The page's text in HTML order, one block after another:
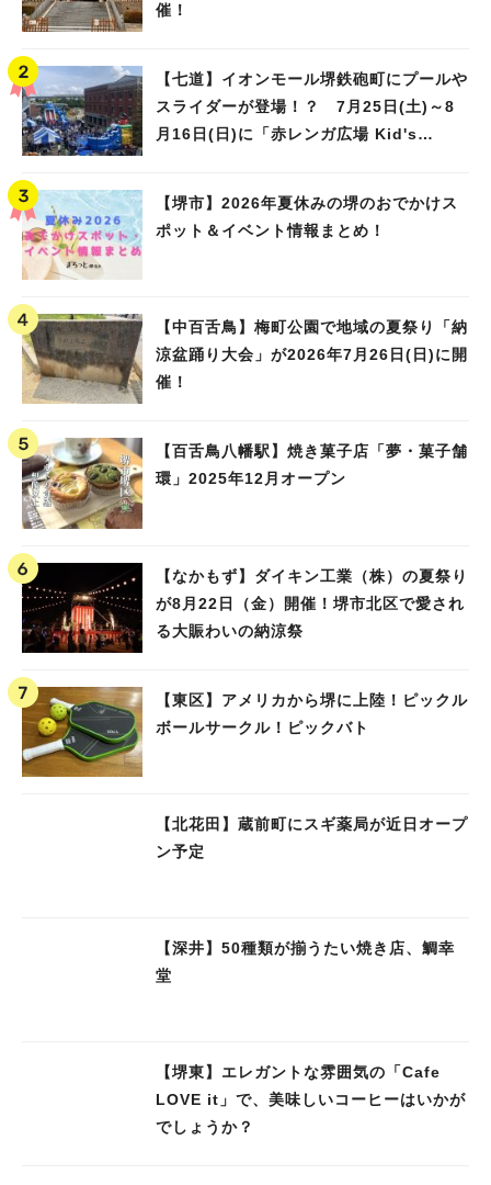
催！
【七道】イオンモール堺鉄砲町にプールや
スライダーが登場！？ 7月25日(土)～8
月16日(日)に「赤レンガ広場 Kid's
【堺市】2026年夏休みの堺のおでかけス
ポット＆イベント情報まとめ！
【中百舌鳥】梅町公園で地域の夏祭り「納
涼盆踊り大会」が2026年7月26日(日)に開
催！
【百舌鳥八幡駅】焼き菓子店「夢・菓子舗
環」2025年12月オープン
【なかもず】ダイキン工業（株）の夏祭り
が8月22日（金）開催！堺市北区で愛され
る大賑わいの納涼祭
【東区】アメリカから堺に上陸！ピックル
ボールサークル！ピックバト
【北花田】蔵前町にスギ薬局が近日オープ
ン予定
【深井】50種類が揃うたい焼き店、鯛幸
堂
【堺東】エレガントな雰囲気の「Cafe
LOVE it」で、美味しいコーヒーはいかが
でしょうか？